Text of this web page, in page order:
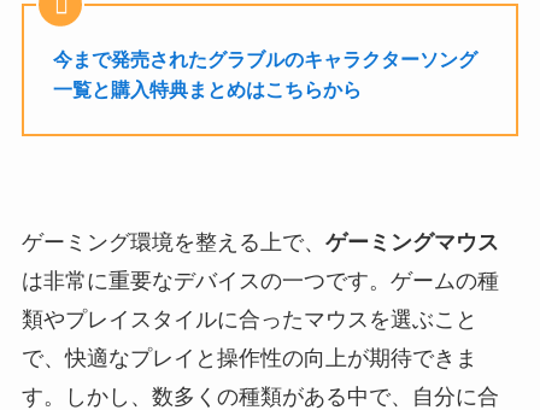
今まで発売されたグラブルのキャラクターソング
一覧と購入特典まとめはこちらから
ゲーミング環境を整える上で、 ゲーミングマウス
は非常に重要なデバイスの一つです。ゲームの種
類やプレイスタイルに合ったマウスを選ぶこと
で、快適なプレイと操作性の向上が期待できま
す。しかし、数多くの種類がある中で、自分に合